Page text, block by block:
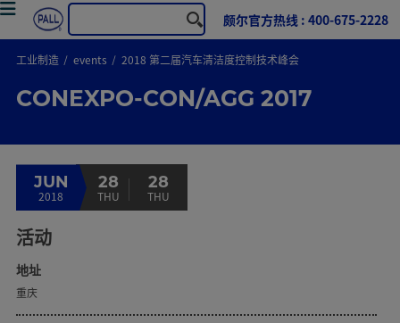
颇尔官方热线 : 400-675-2228
工业制造 events 2018 第二届汽车清洁度控制技术峰会
CONEXPO-CON/AGG 2017
JUN
2018
28
THU
28
THU
活动
地址
重庆